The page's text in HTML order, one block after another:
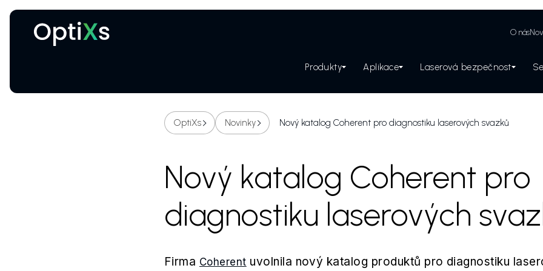
O nás
Produkty Aplikace Laserová bezpečnost
OptiXs Novinky Nový katalog Coherent pro diagnostiku laserových svazků
Nový katalog Coherent pro
diagnostiku laserových
Firma Coherent uvolnila nový katalog produktů pro diagnostiku